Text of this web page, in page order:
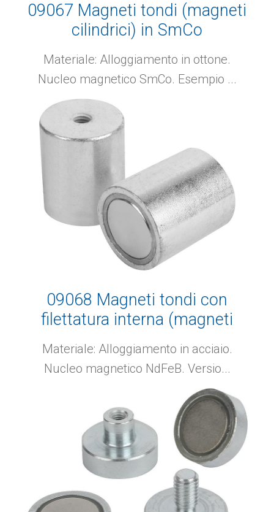
09067 Magneti tondi (magneti
cilindrici) in SmCo
Materiale: Alloggiamento in ottone.
Nucleo magnetico SmCo. Esempio ...
09068 Magneti tondi con
filettatura interna (magneti
cilindrici) in NdFeB
Materiale: Alloggiamento in acciaio.
Nucleo magnetico NdFeB. Versio...